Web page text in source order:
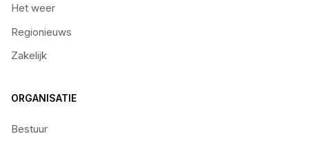
Het weer
Regionieuws
Zakelijk
ORGANISATIE
Bestuur